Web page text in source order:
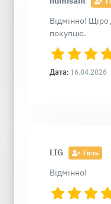
Відмінно!
покупцю.
Дата: 16.04.2026
LIG Гість
Відмінно!